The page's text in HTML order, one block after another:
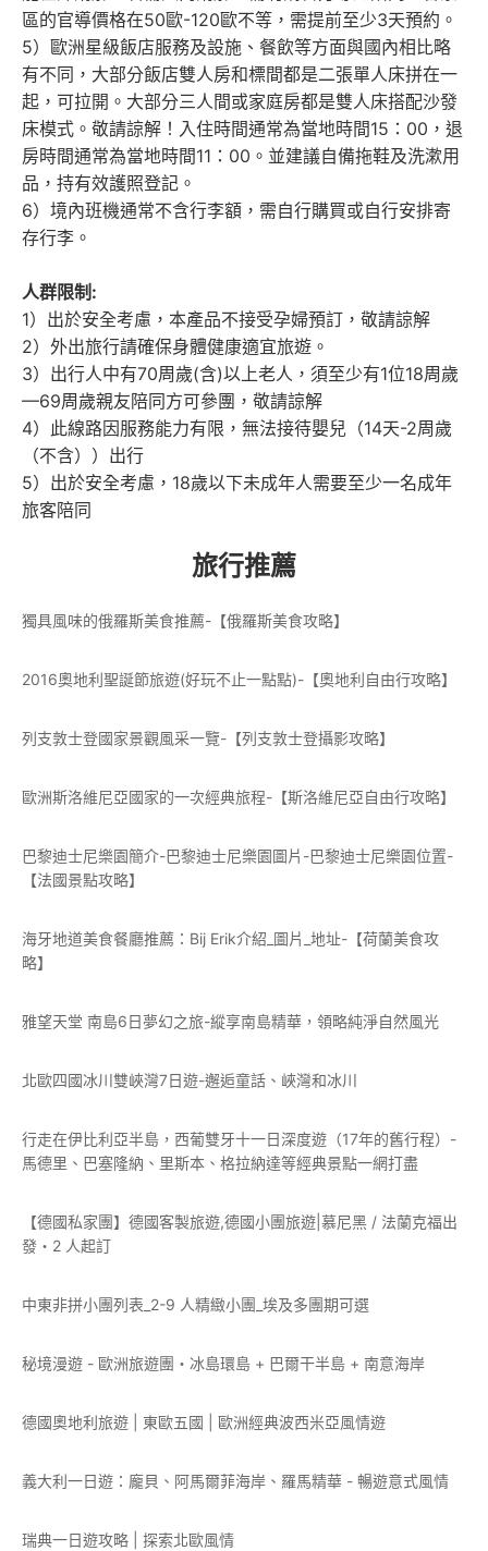
區的官導價格在50歐-120歐不等，需提前至少3天預約。
5）歐洲星級飯店服務及設施、餐飲等方面與國內相比略
有不同，大部分飯店雙人房和標間都是二張單人床拼在一
起，可拉開。大部分三人間或家庭房都是雙人床搭配沙發
床模式。敬請諒解！入住時間通常為當地時間15：00，退
房時間通常為當地時間11：00。並建議自備拖鞋及洗漱用
品，持有效護照登記。
6）境內班機通常不含行李額，需自行購買或自行安排寄
存行李。
人群限制 :
1）出於安全考慮，本產品不接受孕婦預訂，敬請諒解
2）外出旅行請確保身體健康適宜旅遊。
3）出行人中有70周歲(含)以上老人，須至少有1位18周歲
—69周歲親友陪同方可參團，敬請諒解
4）此線路因服務能力有限，無法接待嬰兒（14天-2周歲
（不含））出行
5）出於安全考慮，18歲以下未成年人需要至少一名成年
旅客陪同
旅行推薦
獨具風味的俄羅斯美食推薦-【俄羅斯美食攻略】
2016奧地利聖誕節旅遊(好玩不止一點點)-【奧地利自由行攻略】
列支敦士登國家景觀風采一覽-【列支敦士登攝影攻略】
歐洲斯洛維尼亞國家的一次經典旅程-【斯洛維尼亞自由行攻略】
巴黎迪士尼樂園簡介-巴黎迪士尼樂園圖片-巴黎迪士尼樂園位置-
【法國景點攻略】
海牙地道美食餐廳推薦：Bij Erik介紹_圖片_地址-【荷蘭美食攻
略】
雅望天堂 南島6日夢幻之旅-縱享南島精華，領略純淨自然風光
北歐四國冰川雙峽灣7日遊-邂逅童話、峽灣和冰川
行走在伊比利亞半島，西葡雙牙十一日深度遊（17年的舊行程）-
馬德里、巴塞隆納、里斯本、格拉納達等經典景點一網打盡
【德國私家團】德國客製旅遊,德國小團旅遊|慕尼黑 / 法蘭克福出
發・2 人起訂
中東非拼小團列表_2-9 人精緻小團_埃及多團期可選
秘境漫遊 - 歐洲旅遊團・冰島環島 + 巴爾干半島 + 南意海岸
德國奧地利旅遊 | 東歐五國 | 歐洲經典波西米亞風情遊
義大利一日遊：龐貝、阿馬爾菲海岸、羅馬精華 - 暢遊意式風情
瑞典一日遊攻略 | 探索北歐風情